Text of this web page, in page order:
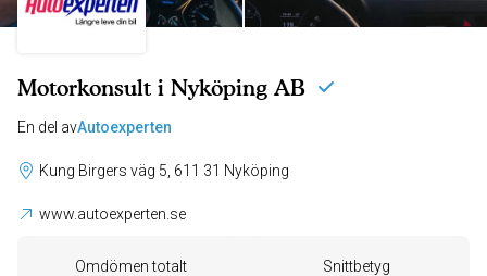
Motorkonsult i Nyköping AB
En del avAutoexperten
Kung Birgers väg 5, 611 31 Nyköping
www.autoexperten.se
Omdömen totalt
Snittbetyg